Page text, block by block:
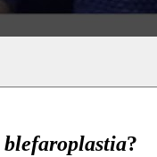
blefaroplastia?